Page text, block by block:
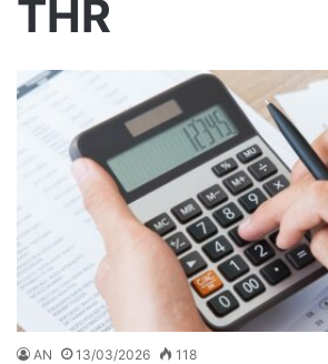
THR
AN 13/03/2026 118